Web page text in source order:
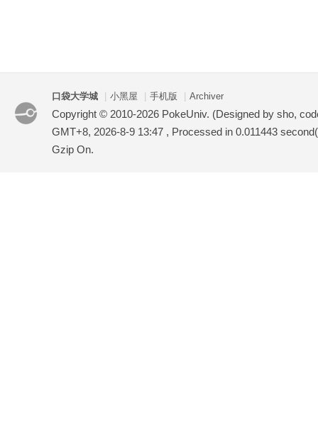
口袋大学城 小黑屋 手机版 Archiver
Copyright © 2010-2026 PokeUniv. (Designed by sho,
GMT+8, 2026-8-9 13:47 , Processed in 0.011443
Gzip On.